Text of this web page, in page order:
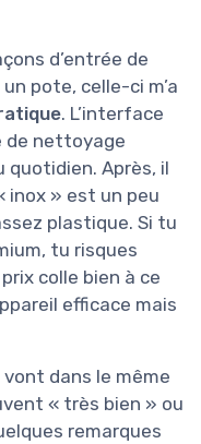
d’entrée de
pote, celle-ci m’a
. L’interface
de nettoyage
Après, il
inox » est un peu
plastique. Si tu
tu risques
colle bien à ce
efficace mais
dans le même
« très bien » ou
remarques